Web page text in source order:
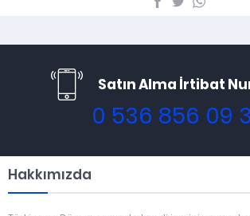
Satın Alma İrtibat
0 536 856 09
Hakkımızda